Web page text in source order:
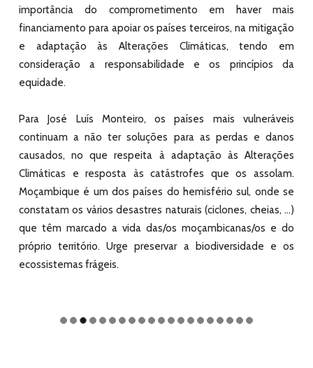
importância do comprometimento em haver mais
financiamento para apoiar os países terceiros, na mitigação
e adaptação às Alterações Climáticas, tendo em
consideração a responsabilidade e os princípios da
equidade.
Para José Luís Monteiro, os países mais vulneráveis
continuam a não ter soluções para as perdas e danos
causados, no que respeita à adaptação às Alterações
Climáticas e resposta às catástrofes que os assolam.
Moçambique é um dos países do hemisfério sul, onde se
constatam os vários desastres naturais (ciclones, cheias, …)
que têm marcado a vida das/os moçambicanas/os e do
próprio território. Urge preservar a biodiversidade e os
ecossistemas frágeis.